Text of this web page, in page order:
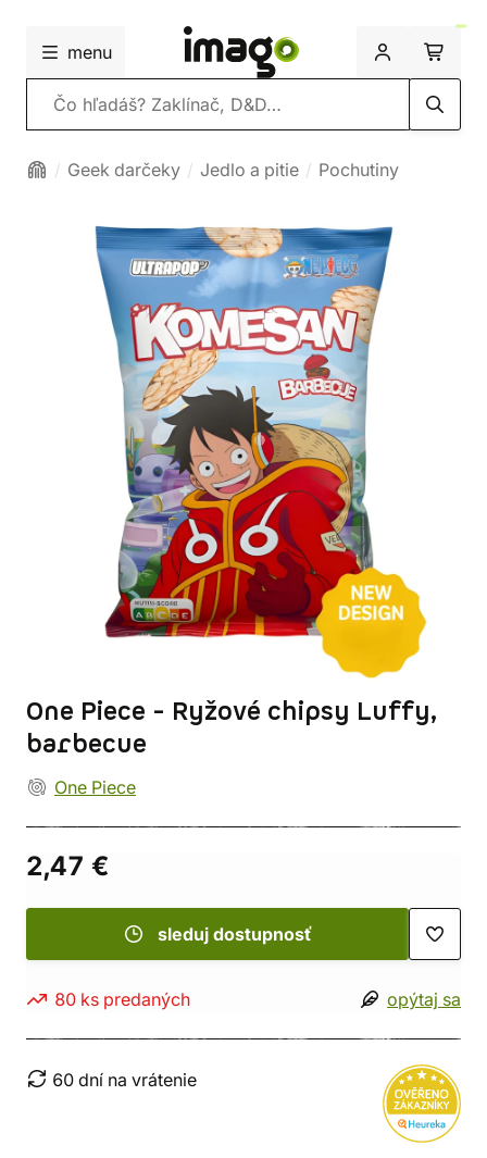
menu
Vyhľadávanie
Geek darčeky Jedlo a pitie Pochutiny
One Piece - Ryžové chipsy Luffy,
barbecue
One Piece
2,47 €
sleduj dostupnosť
80 ks predaných opýtaj sa
60 dní na vrátenie